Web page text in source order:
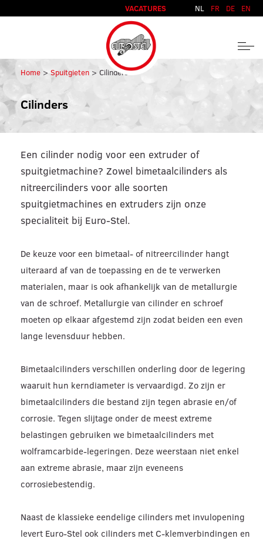
VACATURES NL FR DE EN
Home Spuitgieten Cilinders
Cilinders
Een cilinder nodig voor een extruder of
spuitgietmachine? Zowel bimetaalcilinders als
nitreercilinders voor alle soorten
spuitgietmachines en extruders zijn onze
specialiteit bij Euro-Stel.
De keuze voor een bimetaal- of nitreercilinder hangt
uiteraard af van de toepassing en de te verwerken
materialen, maar is ook afhankelijk van de metallurgie
van de schroef. Metallurgie van cilinder en schroef
moeten op elkaar afgestemd zijn zodat beiden een even
lange levensduur hebben.
Bimetaalcilinders verschillen onderling door de legering
waaruit hun kerndiameter is vervaardigd. Zo zijn er
bimetaalcilinders die bestand zijn tegen abrasie en/of
corrosie. Tegen slijtage onder de meest extreme
belastingen gebruiken we bimetaalcilinders met
wolframcarbide-legeringen. Deze weerstaan niet enkel
aan extreme abrasie, maar zijn eveneens
corrosiebestendig.
Naast de klassieke eendelige cilinders met invulopening
levert Euro-Stel ook cilinders met C-klemverbindingen en